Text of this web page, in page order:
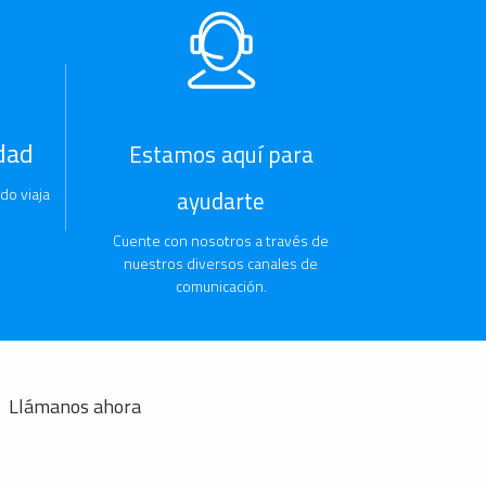
viaja
Estamos aquí para
ayudarte
Cuente con nosotros a través de
nuestros diversos canales de
comunicación.
Llámanos ahora